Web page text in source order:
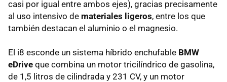
casi por igual entre ambos ejes), gracias precisamente
al uso intensivo de materiales ligeros, entre los que
también destacan el aluminio o el magnesio.
El i8 esconde un sistema híbrido enchufable BMW
eDrive que combina un motor tricilíndrico de gasolina,
de 1,5 litros de cilindrada y 231 CV, y un motor